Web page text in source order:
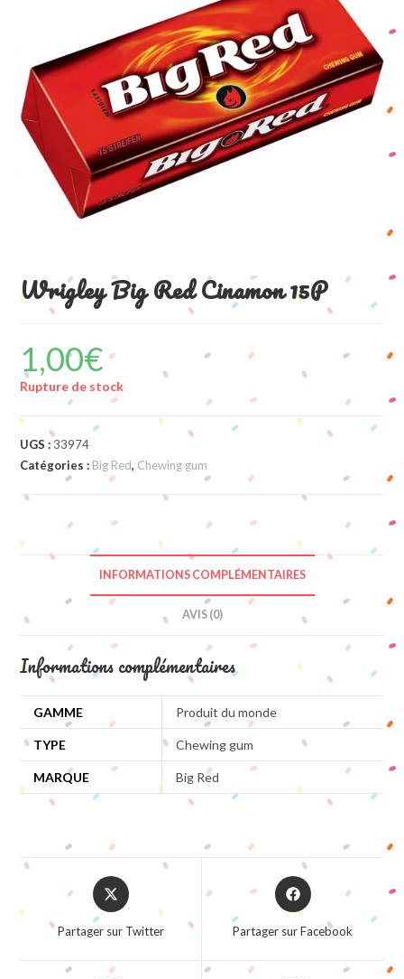
Wrigley Big Red Cinamon 15P
1,00€
Rupture de stock
UGS : 33974
Catégories : Big Red, Chewing gum
INFORMATIONS COMPLÉMENTAIRES
AVIS (0)
Informations complémentaires
GAMME Produit du monde
TYPE Chewing gum
MARQUE Big Red
Opens
in
a
new
Partager sur Twitter
Opens
in
Partager sur Facebook